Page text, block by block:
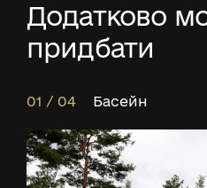
Додатково
придбати
01 / 04 Басейн